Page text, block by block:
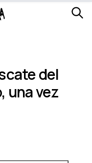
del
una vez